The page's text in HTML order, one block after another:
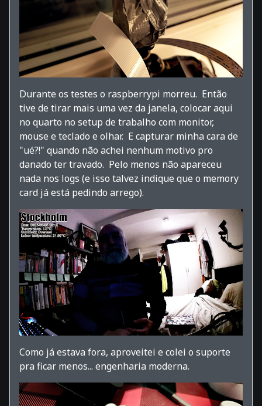
Durante os testes o raspberrypi morreu. Então
tive de tirar mais uma vez da janela, colocar aqui
no quarto no setup de trabalho com monitor,
mouse e teclado e olhar. E capturar minha cara de
"ué?!" quando não achei nenhum motivo pro
danado ter travado. Pelo menos não apareceu
nada nos logs (e isso talvez indique que o memory
card já está pedindo arrego).
Como já estava fora, aproveitei e colei o suporte
pra ficar menos... engenharia moderna.